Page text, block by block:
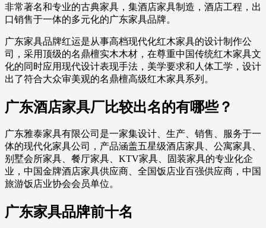
非常著名和专业的古典家具，集酒店家具制造，酒店工程，出
口销售于一体的多元化的广东家具品牌。
广东家具品牌红运是从事高档现代化红木家具的设计制作公
司，采用顶级的名鼎檀实木木材，在尊重中国传统红木家具文
化的同时应用现代设计表现手法，美学要求和人体工学，设计
出了符合大众审美观的名鼎檀高级红木家具系列。
广东酒店家具厂比较出名的有哪些？
广东雅泰家具有限公司是一家集设计、生产、销售、服务于一
体的现代化家具公司，产品涵盖五星级酒店家具、公寓家具、
别墅会所家具、餐厅家具、KTV家具、固装家具的专业化企
业，中国金牌酒店家具供应商、全国饭店业百强供应商，中国
旅游饭店业协会会员单位。
广东家具品牌前十名